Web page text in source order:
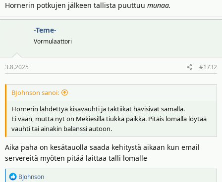
Hornerin potkujen jälkeen tallista puuttuu munaa.
-Teme-
Vormulaattori
3.8.2025 #1732
BJohnson sanoi:
Hornerin lähdettyä kisavauhti ja taktiikat hävisivät samalla.
Ei vaan, mutta nyt on Mekiesillä tiukka paikka. Pitäis lomalla löytää
vauhti tai ainakin balanssi autoon.
Aika paha on kesätauolla saada kehitystä aikaan kun email
servereitä myöten pitää laittaa talli lomalle
R
BJohnson